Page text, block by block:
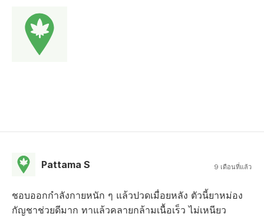
Pattama S 9 เดือนที่แล้ว
ชอบออกกำลังกายหนัก ๆ แล้วปวดเมื่อยหลัง ตัวนี้ยาหม่อง
กัญชาช่วยดีมาก ทาแล้วคลายกล้ามเนื้อเร็ว ไม่เหนียว